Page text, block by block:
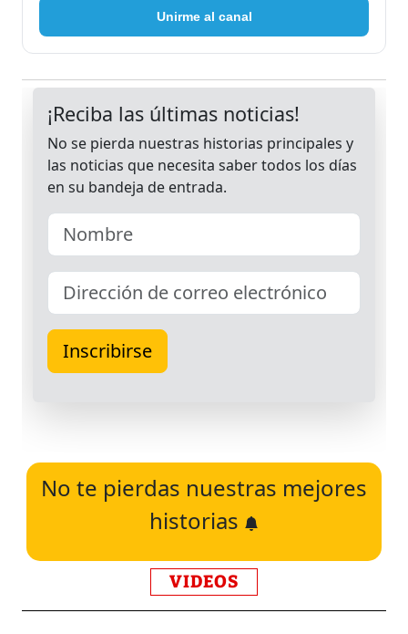
Unirme al canal
No te pierdas nuestras mejores
historias
VIDEOS